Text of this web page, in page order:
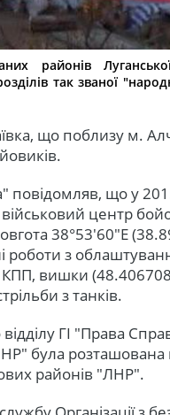
районів
так званої
що поблизу м.
повідомляв, що у
центр
38°53′60″E
роботи з
КПП, вишки
з танків.
ГІ "Права
була розташована
районів "ЛНР".